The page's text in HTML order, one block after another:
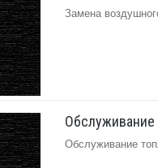
Замена
Обслуживание
Обслуживание